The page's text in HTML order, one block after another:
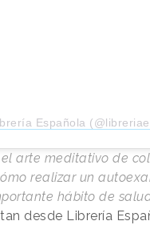
Española
arte meditativo de
realizar un
hábito de
desde Librería